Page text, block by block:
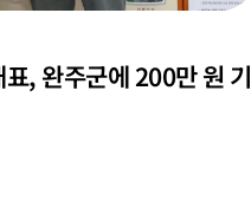
, 완주군에 200만 원 기